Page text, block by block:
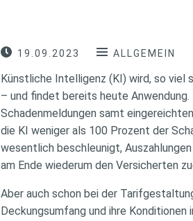
19.09.2023 ALLGEMEIN
Künstliche Intelligenz (KI) wird, so viel
– und findet bereits heute
Schadenmeldungen samt
die KI weniger als 100 Prozent der
wesentlich beschleunigt,
am Ende wiederum den Versicherten
Aber auch schon bei der
Deckungsumfang und ihre